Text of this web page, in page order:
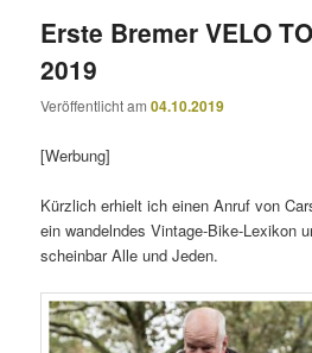
Erste Bremer VELO
2019
Veröffentlicht am04.10.2019
[Werbung]
Kürzlich erhielt ich einen Anruf von
ein wandelndes Vintage-Bike-Lexikon
scheinbar Alle und Jeden.